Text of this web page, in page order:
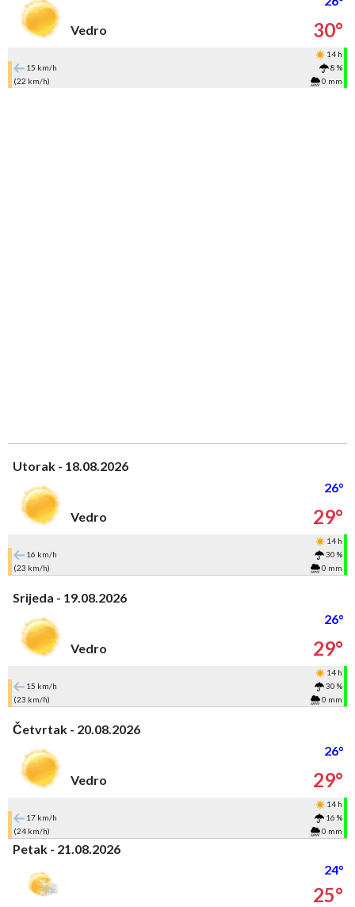
Vedro
30°
14 h
15 km/h
8 %
(22 km/h)
0 mm
Utorak - 18.08.2026
26°
Vedro
29°
14 h
16 km/h
30 %
(23 km/h)
0 mm
Srijeda - 19.08.2026
26°
Vedro
29°
14 h
15 km/h
30 %
(23 km/h)
0 mm
Četvrtak - 20.08.2026
26°
Vedro
29°
14 h
17 km/h
16 %
(24 km/h)
0 mm
Petak - 21.08.2026
24°
25°